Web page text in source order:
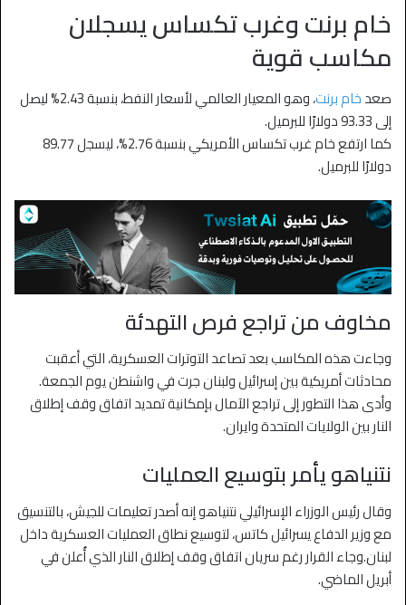
خام برنت وغرب تكساس يسجلان
مكاسب قوية
صعدخام برنت
، وهو المعيار العالمي لأسعار النفط، بنسبة 2.43% ليصل
إلى 93.33 دولارًا للبرميل.
كما ارتفع خام غرب تكساس الأمريكي بنسبة 2.76%، ليسجل 89.77
دولارًا للبرميل.
مخاوف من تراجع فرص التهدئة
وجاءت هذه المكاسب بعد تصاعد التوترات العسكرية، التي أعقبت
محادثات أمريكية بين إسرائيل ولبنان جرت في واشنطن يوم الجمعة.
وأدى هذا التطور إلى تراجع الآمال بإمكانية تمديد اتفاق وقف إطلاق
النار بين الولايات المتحدة وايران.
نتنياهو يأمر بتوسيع العمليات
وقال رئيس الوزراء الإسرائيلي نتنياهو إنه أصدر تعليمات للجيش، بالتنسيق
مع وزير الدفاع يسرائيل كاتس، لتوسيع نطاق العمليات العسكرية داخل
لبنان.وجاء القرار رغم سريان اتفاق وقف إطلاق النار الذي أُعلن في
أبريل الماضي.